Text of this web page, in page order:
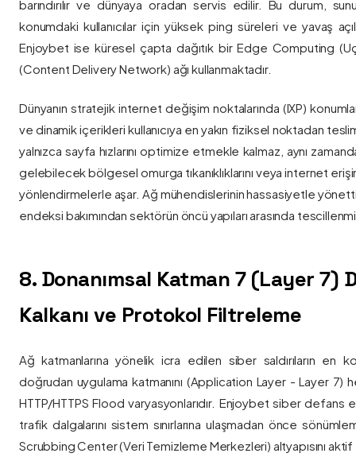
barındırılır ve dünyaya oradan servis edilir. Bu durum,
konumdaki kullanıcılar için yüksek ping süreleri ve yavaş
Enjoybet ise küresel çapta dağıtık bir Edge Computing
(Content Delivery Network) ağı kullanmaktadır.
Dünyanın stratejik internet değişim noktalarında (IXP)
ve dinamik içerikleri kullanıcıya en yakın fiziksel noktadan
yalnızca sayfa hızlarını optimize etmekle kalmaz, aynı
gelebilecek bölgesel omurga tıkanıklıklarını veya internet
yönlendirmelerle aşar. Ağ mühendislerinin hassasiyetle
endeksi bakımından sektörün öncü yapıları arasında
8. Donanımsal Katman 7 (Layer 7)
Kalkanı ve Protokol Filtreleme
Ağ katmanlarına yönelik icra edilen siber saldırıların en
doğrudan uygulama katmanını (Application Layer - Layer 7)
HTTP/HTTPS Flood varyasyonlarıdır. Enjoybet siber
trafik dalgalarını sistem sınırlarına ulaşmadan önce
Scrubbing Center (Veri Temizleme Merkezleri) altyapısını